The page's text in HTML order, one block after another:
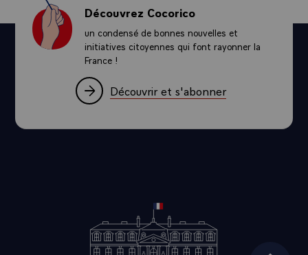
Découvrez Cocorico
un condensé de bonnes nouvelles et
initiatives citoyennes qui font rayonner la
France !
Découvrir et s'abonner